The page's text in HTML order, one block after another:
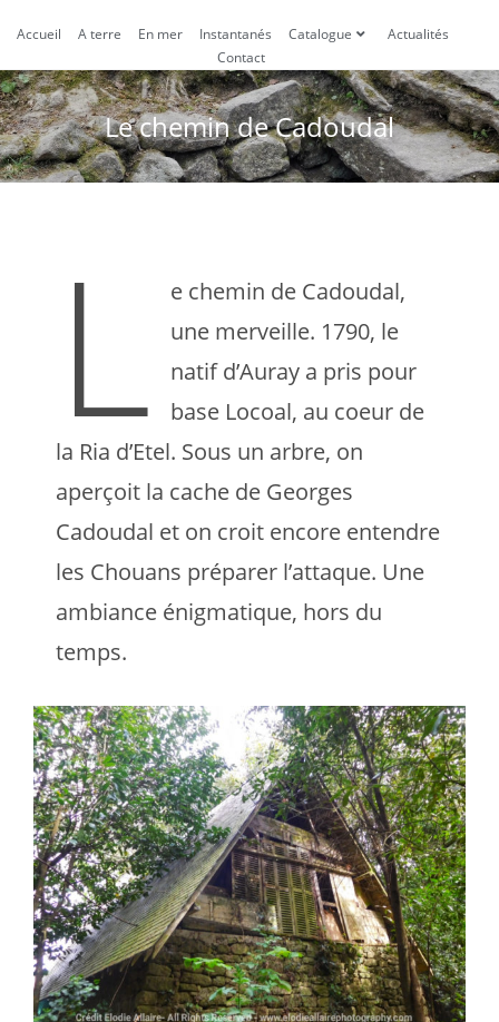
Accueil A terre En mer Instantanés Catalogue
Actualités
Contact
Le chemin de Cadoudal
L
e chemin de Cadoudal,
une merveille. 1790, le
natif d’Auray a pris pour
base Locoal, au coeur de
la Ria d’Etel. Sous un arbre, on
aperçoit la cache de Georges
Cadoudal et on croit encore entendre
les Chouans préparer l’attaque. Une
ambiance énigmatique, hors du
temps.